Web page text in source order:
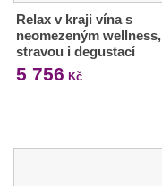
Relax v kraji vína s
neomezeným wellness,
stravou i degustací
5 756 Kč